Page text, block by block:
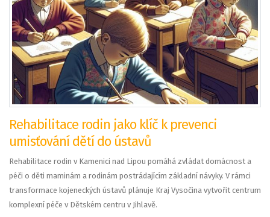
Rehabilitace rodin jako klíč k prevenci
umisťování dětí do ústavů
Rehabilitace rodin v Kamenici nad Lipou pomáhá zvládat domácnost a
péči o děti maminám a rodinám postrádajícím základní návyky. V rámci
transformace kojeneckých ústavů plánuje Kraj Vysočina vytvořit centrum
komplexní péče v Dětském centru v Jihlavě.